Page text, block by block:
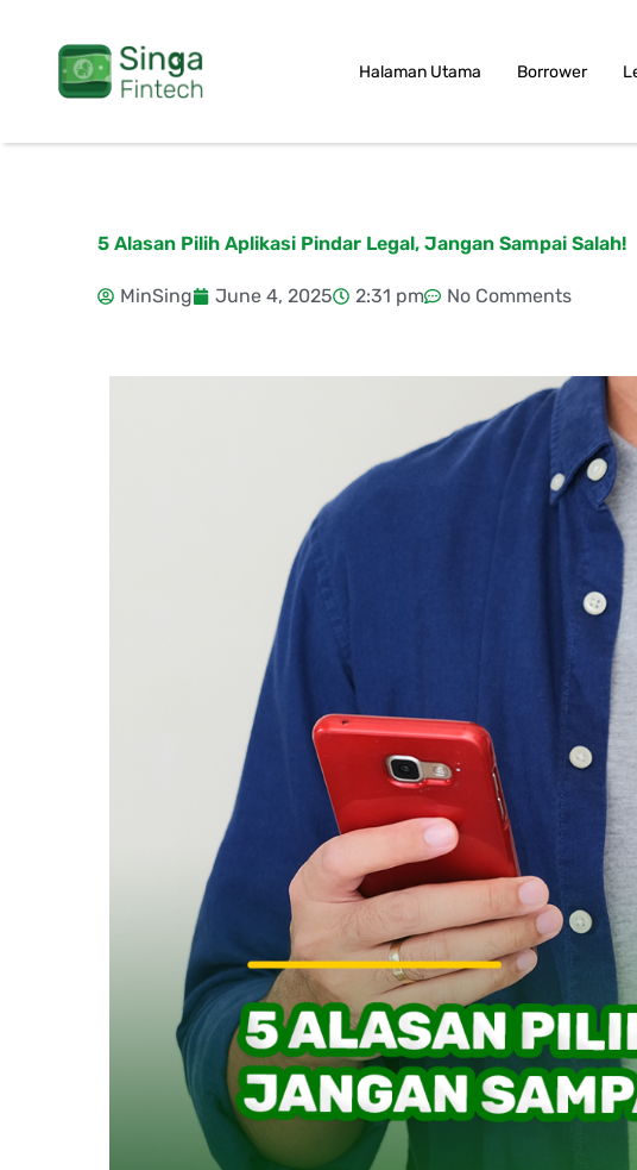
content
Halaman Utama Borrower
5 Alasan Pilih Aplikasi Pindar Legal, Jangan Sampai Salah!
MinSing June 4, 2025 2:31 pm No Comments